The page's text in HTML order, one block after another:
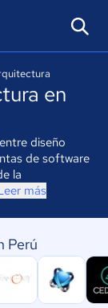
en
diseño
de software
la
más
Perú